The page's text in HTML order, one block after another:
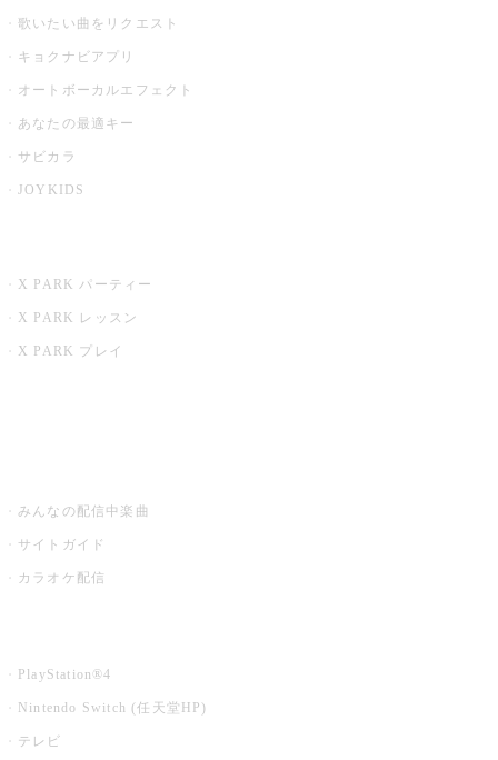
歌いたい曲をリクエスト
キョクナビアプリ
オートボーカルエフェクト
あなたの最適キー
サビカラ
JOYKIDS
X PARK パーティー
X PARK レッスン
X PARK プレイ
みんなの配信中楽曲
サイトガイド
カラオケ配信
PlayStation®4
Nintendo Switch (任天堂HP)
テレビ